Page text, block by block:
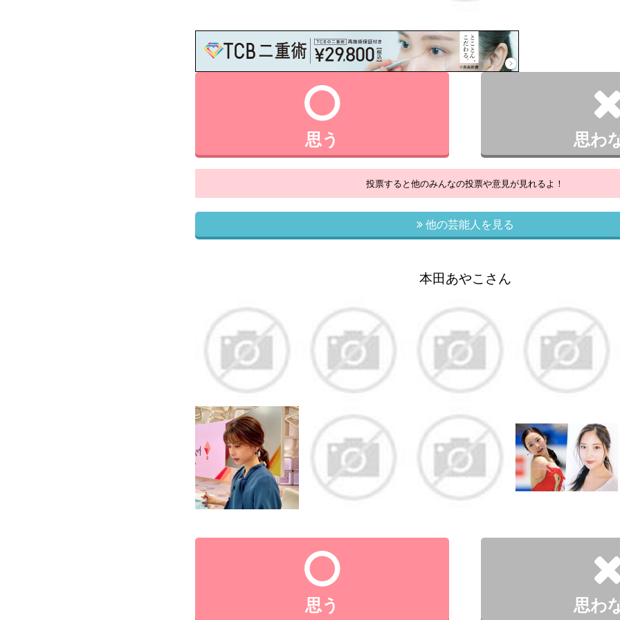
思う 思わ
投票すると他のみんなの投票や意見が見れるよ！
他の芸能人を見る
本田あやこさん
思う 思わ